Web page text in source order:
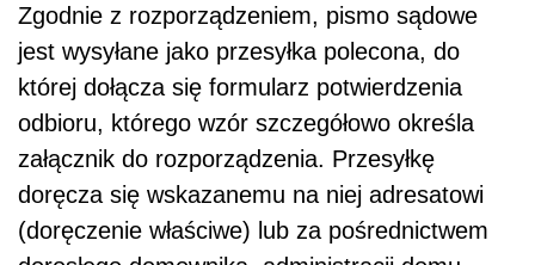
Zgodnie z rozporządzeniem, pismo sądowe
jest wysyłane jako przesyłka polecona, do
której dołącza się formularz potwierdzenia
odbioru, którego wzór szczegółowo określa
załącznik do rozporządzenia. Przesyłkę
doręcza się wskazanemu na niej adresatowi
(doręczenie właściwe) lub za pośrednictwem